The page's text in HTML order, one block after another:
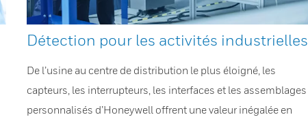
Détection pour les activités industrielles
De l’usine au centre de distribution le plus éloigné, les
capteurs, les interrupteurs, les interfaces et les assemblages
personnalisés d’Honeywell offrent une valeur inégalée en